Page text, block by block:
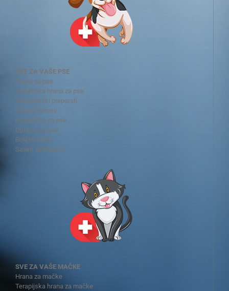
SVE ZA VAŠE PSE
Hrana za pse
Terapijska hrana za pse
Veterinarski preparati
Dodaci ishrani
Kozmetika za pse
Oprema za pse
Bolesti pasa
Saveti veterinara
SVE ZA VAŠE MAČKE
Hrana za mačke
Terapijska hrana za mačke